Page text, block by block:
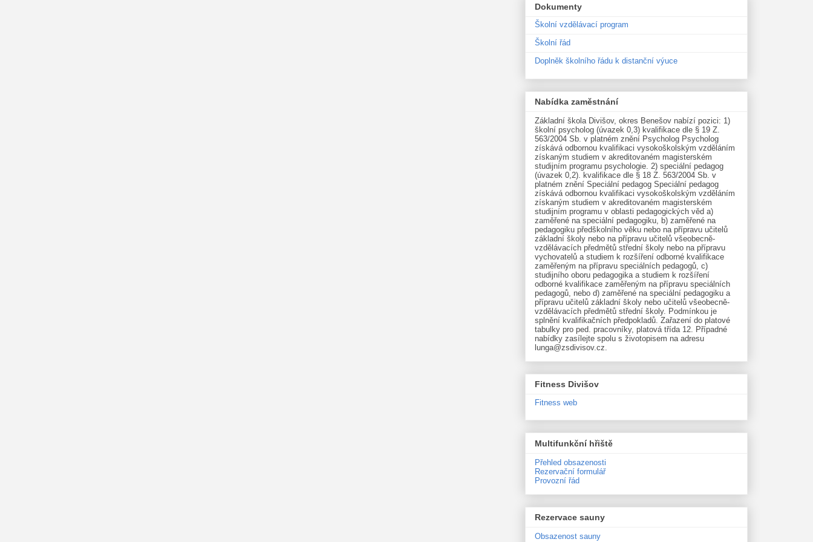
Dokumenty
Školní vzdělávací program
Školní řád
Doplněk školního řádu k distanční výuce
Nabídka zaměstnání
Základní škola Divišov, okres Benešov nabízí pozici: 1)
školní psycholog (úvazek 0,3) kvalifikace dle § 19 Z.
563/2004 Sb. v platném znění Psycholog Psycholog
získává odbornou kvalifikaci vysokoškolským vzděláním
získaným studiem v akreditovaném magisterském
studijním programu psychologie. 2) speciální pedagog
(úvazek 0,2). kvalifikace dle § 18 Z. 563/2004 Sb. v
platném znění Speciální pedagog Speciální pedagog
získává odbornou kvalifikaci vysokoškolským vzděláním
získaným studiem v akreditovaném magisterském
studijním programu v oblasti pedagogických věd a)
zaměřené na speciální pedagogiku, b) zaměřené na
pedagogiku předškolního věku nebo na přípravu učitelů
základní školy nebo na přípravu učitelů všeobecně-
vzdělávacích předmětů střední školy nebo na přípravu
vychovatelů a studiem k rozšíření odborné kvalifikace
zaměřeným na přípravu speciálních pedagogů, c)
studijního oboru pedagogika a studiem k rozšíření
odborné kvalifikace zaměřeným na přípravu speciálních
pedagogů, nebo d) zaměřené na speciální pedagogiku a
přípravu učitelů základní školy nebo učitelů všeobecně-
vzdělávacích předmětů střední školy. Podmínkou je
splnění kvalifikačních předpokladů. Zařazení do platové
tabulky pro ped. pracovníky, platová třída 12. Případné
nabídky zasílejte spolu s životopisem na adresu
lunga@zsdivisov.cz.
Fitness Divišov
Fitness web
Multifunkční hřiště
Přehled obsazenosti
Rezervační formulář
Provozní řád
Rezervace sauny
Obsazenost sauny